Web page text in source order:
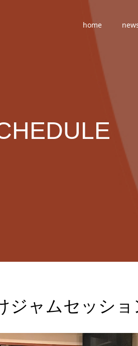
home
ジャムセッショ